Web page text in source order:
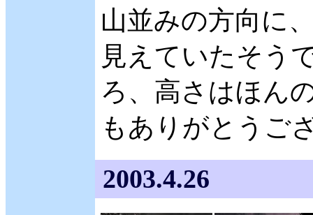
山並みの方向に
見えていたそう
ろ、高さはほん
もありがとうご
2003.4.26